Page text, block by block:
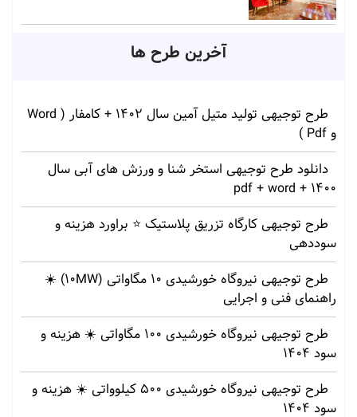
آخرین طرح ها
طرح توجیهی تولید متیل آمین سال 1402 + کامفار ( Word
و Pdf )
دانلود طرح توجیهی استخر شنا و ورزش های آبی سال
1400 + pdf + word
طرح توجیهی کارگاه تزریق پلاستیک ⭐ براورد هزینه و
سوددهی
طرح توجیهی نیروگاه خورشیدی 10 مگاواتی (10MW) ☀️
راهنمای فنی و اجرایی
طرح توجیهی نیروگاه خورشیدی 100 مگاواتی ☀️ هزینه‌ و
سود 1404
طرح توجیهی نیروگاه خورشیدی 500 کیلوواتی ☀️ هزینه‌ و
سود 1404